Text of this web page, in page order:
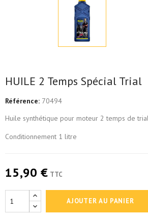
HUILE 2 Temps Spécial Trial
Référence: 70494
Huile synthétique pour moteur 2 temps de
Conditionnement 1 litre
15,90 € TTC
AJOUTER AU PANIER